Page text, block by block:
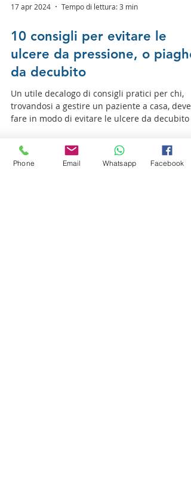
17 apr 2024 Tempo di lettura: 3 min
10 consigli per evitare le
ulcere da pressione, o piaghe
da decubito
Un utile decalogo di consigli pratici per chi,
trovandosi a gestire un paziente a casa, deve
Phone Email Whatsapp Facebook